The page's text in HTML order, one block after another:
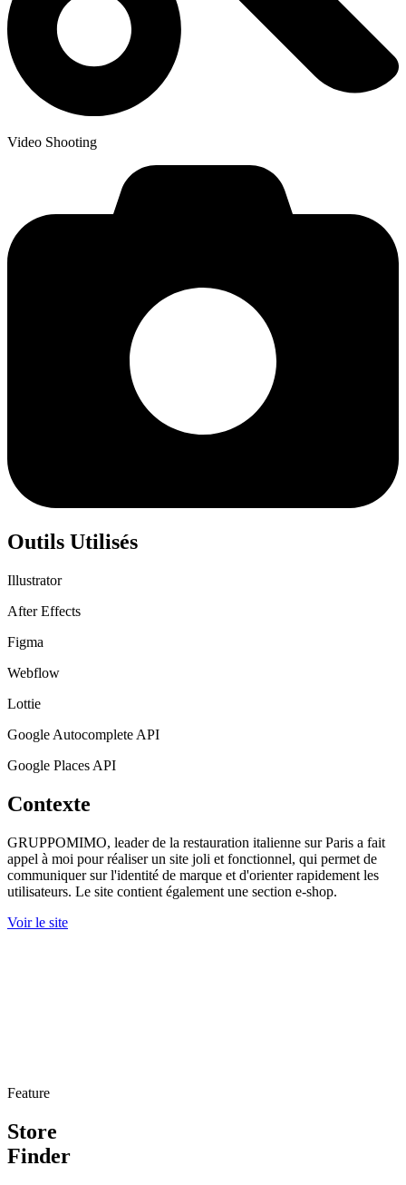
Video Shooting
Outils Utilisés
Illustrator
After Effects
Figma
Webflow
Lottie
Google Autocomplete API
Google Places API
Contexte
GRUPPOMIMO, leader de la restauration italienne sur Paris a fait
appel à moi pour réaliser un site joli et fonctionnel, qui permet de
communiquer sur l'identité de marque et d'orienter rapidement les
utilisateurs. Le site contient également une section e-shop.
Voir le site
Feature
Store
Finder